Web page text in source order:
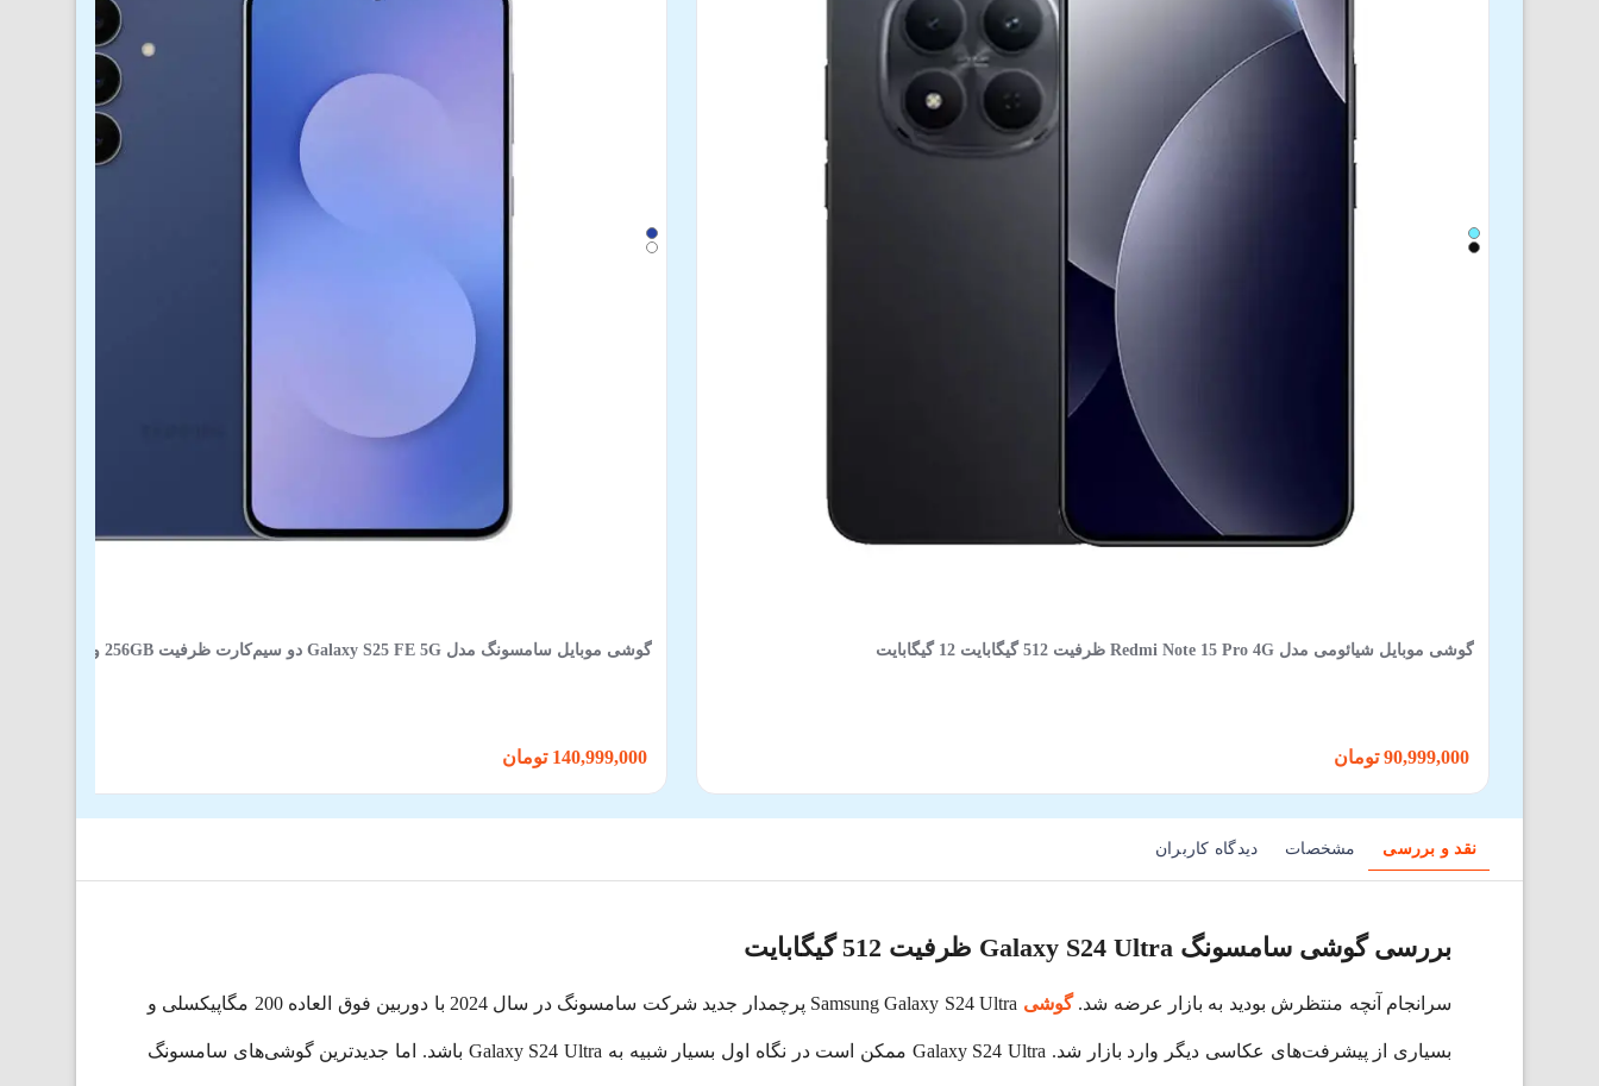
گوشی موبایل شیائومی مدل Redmi Note 15 Pro 4G ظرفیت 512 گیگابایت 12 گیگابایت گوشی موبایل سامسونگ مدل Galaxy S25 FE 5G دو سیم‌کارت ظرفیت 256GB و رم 8GB
نقد و بررسی مشخصات دیدگاه کاربران
بررسی گوشی سامسونگ Galaxy S24 Ultra ظرفیت 512 گیگابایت
سرانجام آنچه منتظرش بودید به بازار عرضه شد.گوشی Samsung Galaxy S24 Ultra پرچمدار جدید شرکت سامسونگ در سال 2024 با دوربین فوق العاده 200 مگاپیکسلی و
بسیاری از پیشرفت‌های عکاسی دیگر وارد بازار شد. Galaxy S24 Ultra ممکن است در نگاه اول بسیار شبیه به Galaxy S24 Ultra باشد. اما جدیدترین گوشی‌های سامسونگ